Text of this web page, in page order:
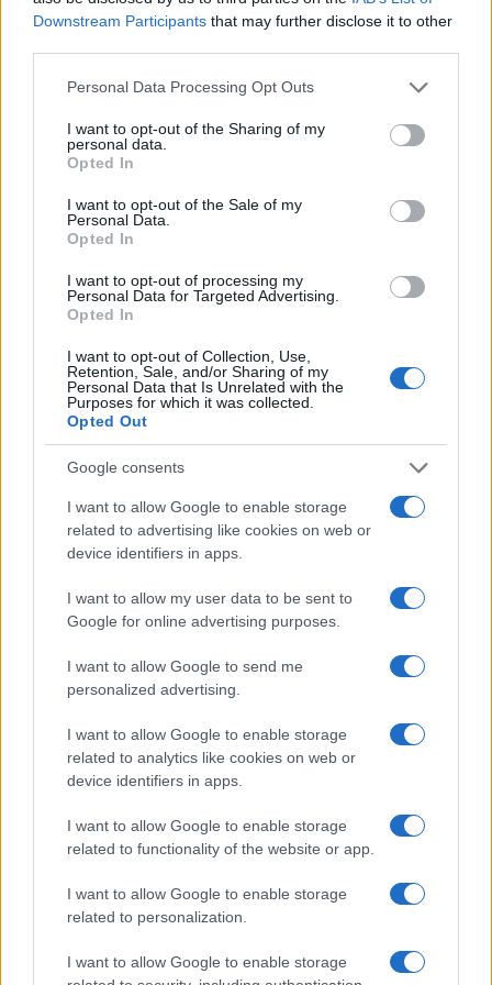
Downstream Participants that may further disclose it to other
Please note that this website/app uses one or more Google
not limited to your visit or usage behaviour. You may click to
grant or deny consent to Google and its third-party tags to
use your data for below specified purposes in below Google
consent section.
Personal Data Processing Opt Outs
I want to opt-out of the Sharing of my
personal data.
Opted In
I want to opt-out of the Sale of my
Personal Data.
Opted In
I want to opt-out of processing my
Personal Data for Targeted Advertising.
Opted In
I want to opt-out of Collection, Use,
Retention, Sale, and/or Sharing of my
Personal Data that Is Unrelated with the
Purposes for which it was collected.
Opted Out
Google consents
I want to allow Google to enable storage
related to advertising like cookies on web or
device identifiers in apps.
I want to allow my user data to be sent to
Google for online advertising purposes.
I want to allow Google to send me
personalized advertising.
I want to allow Google to enable storage
related to analytics like cookies on web or
device identifiers in apps.
I want to allow Google to enable storage
related to functionality of the website or app.
I want to allow Google to enable storage
related to personalization.
I want to allow Google to enable storage
diszkriminációt?
Lesújtva fogadtuk a hírt: meghalt a Rebbe
bizalmasa